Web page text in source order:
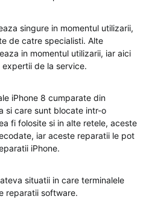
singure in momentul utilizarii,
de catre specialisti. Alte
in momentul utilizarii, iar aici
de la service.
iPhone 8 cumparate din
si care sunt blocate intr-o
fi folosite si in alte retele, aceste
iar aceste reparatii le pot
iPhone.
situatii in care terminalele
reparatii software.